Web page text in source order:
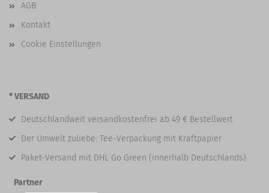
AGB
Kontakt
Cookie Einstellungen
* VERSAND
Deutschlandweit versandkostenfrei ab 49 € Bestellwert
Der Umwelt zuliebe: Tee-Verpackung mit Kraftpapier
Paket-Versand mit DHL Go Green (innerhalb Deutschlands)
Partner